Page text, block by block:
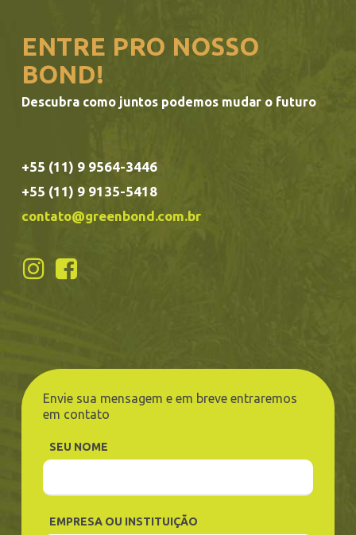
ENTRE PRO NOSSO
BOND!
Descubra como juntos podemos mudar o futuro
+55 (11) 9 9564-3446
+55 (11) 9 9135-5418
contato@greenbond.com.br
Envie sua mensagem e em breve entraremos
em contato
SEU NOME
EMPRESA OU INSTITUIÇÃO